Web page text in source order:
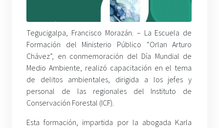
Tegucigalpa, Francisco Morazán. – La Escuela de
Formación del Ministerio Público “Orlan Arturo
Chávez”, en conmemoración del Día Mundial de
Medio Ambiente, realizó capacitación en el tema
de delitos ambientales, dirigida a los jefes y
personal de las regionales del Instituto de
Conservación Forestal (ICF).
Esta formación, impartida por la abogada Karla